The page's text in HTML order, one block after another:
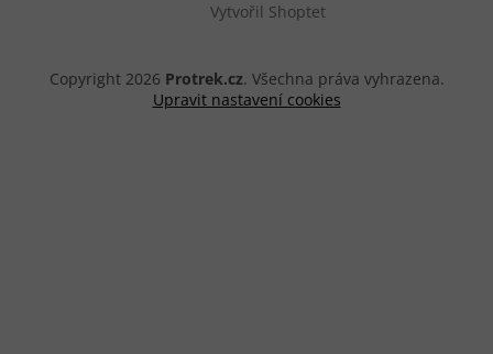
Vytvořil Shoptet
Copyright 2026 Protrek.cz. Všechna práva vyhrazena.
Upravit nastavení cookies